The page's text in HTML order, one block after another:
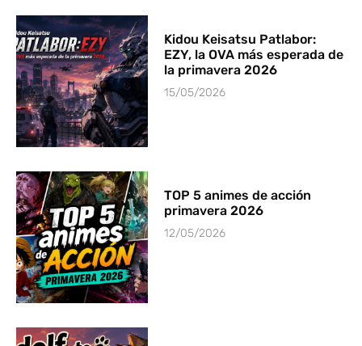
Kidou Keisatsu Patlabor:
EZY, la OVA más esperada de
la primavera 2026
15/05/2026
TOP 5 animes de acción
primavera 2026
12/05/2026